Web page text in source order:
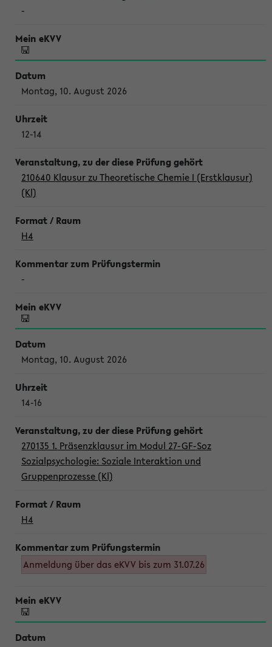
-
Montag, 10. August 2026
12-14
210640 Klausur zu Theoretische Chemie I (Erstklausur)
(Kl)
H4
-
Montag, 10. August 2026
14-16
270135 1. Präsenzklausur im Modul 27-GF-Soz
Sozialpsychologie: Soziale Interaktion und
Gruppenprozesse (Kl)
H4
Anmeldung über das eKVV bis zum 31.07.26